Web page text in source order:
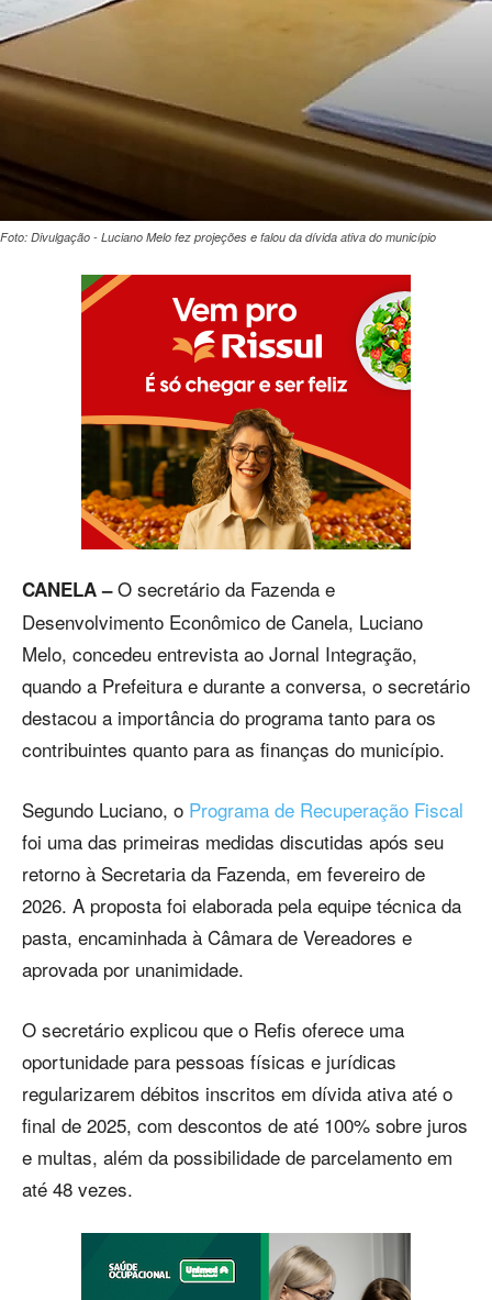
Foto: Divulgação - Luciano Melo fez projeções e falou da dívida ativa do município
CANELA –O secretário da Fazenda e
Desenvolvimento Econômico de Canela, Luciano
Melo, concedeu entrevista ao Jornal Integração,
quando a Prefeitura e durante a conversa, o secretário
destacou a importância do programa tanto para os
contribuintes quanto para as finanças do município.
Segundo Luciano, o Programa de Recuperação Fiscal
foi uma das primeiras medidas discutidas após seu
retorno à Secretaria da Fazenda, em fevereiro de
2026. A proposta foi elaborada pela equipe técnica da
pasta, encaminhada à Câmara de Vereadores e
aprovada por unanimidade.
O secretário explicou que o Refis oferece uma
oportunidade para pessoas físicas e jurídicas
regularizarem débitos inscritos em dívida ativa até o
final de 2025, com descontos de até 100% sobre juros
e multas, além da possibilidade de parcelamento em
até 48 vezes.